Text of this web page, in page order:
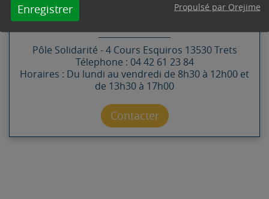
Enregistrer Propulsé par Orejime
SERVICE SENIORS
Pôle Solidarité - 4 Cours Esquiros 13530 Trets
Télephone : 04 42 61 23 84
Horaires : Du lundi au vendredi de 8h30 à 12h00 et
de 13h30 à 17h00
Contacter par mail
Contacter